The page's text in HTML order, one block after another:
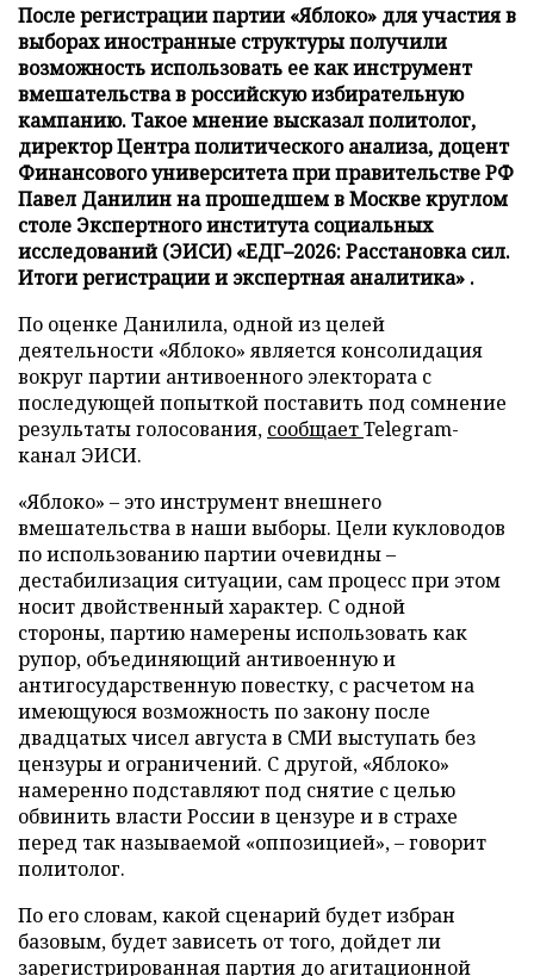
После регистрации партии «Яблоко» для участия в
выборах иностранные структуры получили
возможность использовать ее как инструмент
вмешательства в российскую избирательную
кампанию. Такое мнение высказал политолог,
директор Центра политического анализа, доцент
Финансового университета при правительстве РФ
Павел Данилин на прошедшем в Москве круглом
столе Экспертного института социальных
исследований (ЭИСИ) «ЕДГ–2026: Расстановка сил.
Итоги регистрации и экспертная аналитика» .
По оценке Данилила, одной из целей
деятельности «Яблоко» является консолидация
вокруг партии антивоенного электората с
последующей попыткой поставить под сомнение
результаты голосования, сообщаетTelegram-
канал ЭИСИ.
«Яблоко» – это инструмент внешнего
вмешательства в наши выборы. Цели кукловодов
по использованию партии очевидны –
дестабилизация ситуации, сам процесс при этом
носит двойственный характер. С одной
стороны, партию намерены использовать как
рупор, объединяющий антивоенную и
антигосударственную повестку, с расчетом на
имеющуюся возможность по закону после
двадцатых чисел августа в СМИ выступать без
цензуры и ограничений. С другой, «Яблоко»
намеренно подставляют под снятие с целью
обвинить власти России в цензуре и в страхе
перед так называемой «оппозицией», – говорит
политолог.
По его словам, какой сценарий будет избран
базовым, будет зависеть от того, дойдет ли
зарегистрированная партия до агитационной